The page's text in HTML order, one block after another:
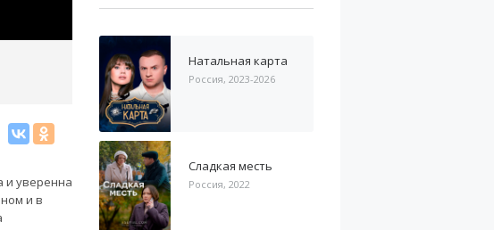
и уверенна
и в
Натальная карта
Россия, 2023-2026
Сладкая месть
Россия, 2022